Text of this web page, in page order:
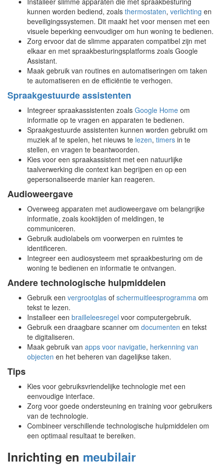
kunnen worden bediend, zoals thermostaten, verlichting en
beveiligingssystemen. Dit maakt het voor mensen met een
visuele beperking eenvoudiger om hun woning te bedienen.
Zorg ervoor dat de slimme apparaten compatibel zijn met
elkaar en met spraakbesturingsplatforms zoals Google
Assistant.
Maak gebruik van routines en automatiseringen om taken
te automatiseren en de efficiëntie te verhogen.
Spraakgestuurde assistenten
Integreer spraakassistenten zoals Google Home om
informatie op te vragen en apparaten te bedienen.
Spraakgestuurde assistenten kunnen worden gebruikt om
muziek af te spelen, het nieuws te lezen, timers in te
stellen, en vragen te beantwoorden.
Kies voor een spraakassistent met een natuurlijke
taalverwerking die context kan begrijpen en op een
gepersonaliseerde manier kan reageren.
Audioweergave
Overweeg apparaten met audioweergave om belangrijke
informatie, zoals kooktijden of meldingen, te
communiceren.
Gebruik audiolabels om voorwerpen en ruimtes te
identificeren.
Integreer een audiosysteem met spraakbesturing om de
woning te bedienen en informatie te ontvangen.
Andere technologische hulpmiddelen
Gebruik een vergrootglas of schermuitleesprogramma om
tekst te lezen.
Installeer een brailleleesregel voor computergebruik.
Gebruik een draagbare scanner om documenten en tekst
te digitaliseren.
Maak gebruik van apps voor navigatie, herkenning van
objecten en het beheren van dagelijkse taken.
Tips
Kies voor gebruiksvriendelijke technologie met een
eenvoudige interface.
Zorg voor goede ondersteuning en training voor gebruikers
van de technologie.
Combineer verschillende technologische hulpmiddelen om
een optimaal resultaat te bereiken.
Inrichting en meubilair